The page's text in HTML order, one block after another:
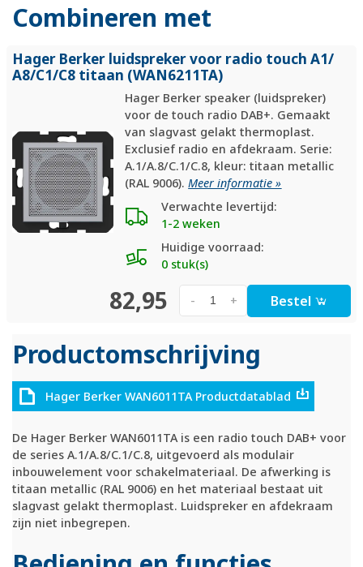
Combineren met
Hager Berker luidspreker voor radio touch A1/
A8/C1/C8 titaan (WAN6211TA)
Hager Berker speaker (luidspreker)
voor de touch radio DAB+. Gemaakt
van slagvast gelakt thermoplast.
Exclusief radio en afdekraam. Serie:
A.1/A.8/C.1/C.8, kleur: titaan metallic
(RAL 9006).Meer informatie »
Verwachte levertijd:
1-2 weken
Huidige voorraad:
0 stuk(s)
82,95 +
- Bestel
Productomschrijving
Hager Berker WAN6011TA Productdatablad
De Hager Berker WAN6011TA is een radio touch DAB+ voor
de series A.1/A.8/C.1/C.8, uitgevoerd als modulair
inbouwelement voor schakelmateriaal. De afwerking is
titaan metallic (RAL 9006) en het materiaal bestaat uit
slagvast gelakt thermoplast. Luidspreker en afdekraam
zijn niet inbegrepen.